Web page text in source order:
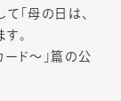
「母の日は、
。
ド～」篇の公